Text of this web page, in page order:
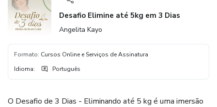
Desafio Elimine até 5kg em 3 Dias
Angelita Kayo
Formato: Cursos Online e Serviços de Assinatura
Idioma: Português
O Desafio de 3 Dias - Eliminando até 5 kg é uma imersão